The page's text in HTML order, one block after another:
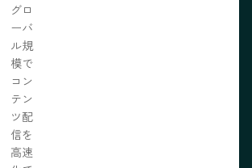
グロ
ーバ
ル規
模で
コン
テン
ツ配
信を
高速